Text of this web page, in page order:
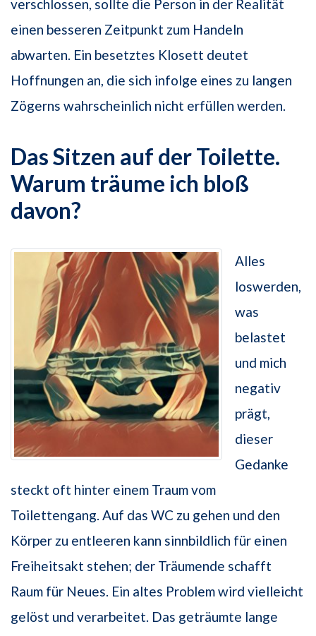
verschlossen, sollte die Person in der Realität
einen besseren Zeitpunkt zum Handeln
abwarten. Ein besetztes Klosett deutet
Hoffnungen an, die sich infolge eines zu langen
Zögerns wahrscheinlich nicht erfüllen werden.
Das Sitzen auf der Toilette.
Warum träume ich bloß
davon?
Alles
loswerden,
was
belastet
und mich
negativ
prägt,
dieser
Gedanke
steckt oft hinter einem Traum vom
Toilettengang. Auf das WC zu gehen und den
Körper zu entleeren kann sinnbildlich für einen
Freiheitsakt stehen; der Träumende schafft
Raum für Neues. Ein altes Problem wird vielleicht
gelöst und verarbeitet. Das geträumte lange